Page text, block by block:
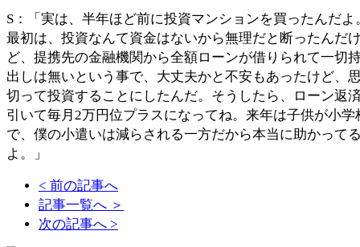
S：「実は、半年ほど前に投資マンションを買ったんだよ
最初は、投資なんて資金はないから無理だと断ったんだ
ど、提携先の金融機関から全額ローンが借りられて一切
出しは無いという事で、大丈夫かと不安もあったけど、
切って投資することにしたんだ。そうしたら、ローン返
引いて毎月2万円位プラスになってね。来年は子供が小学
で、僕の小遣いは減らされる一方だから本当に助かって
よ。」
< 前の記事へ
記事一覧へ ＞
次の記事へ >